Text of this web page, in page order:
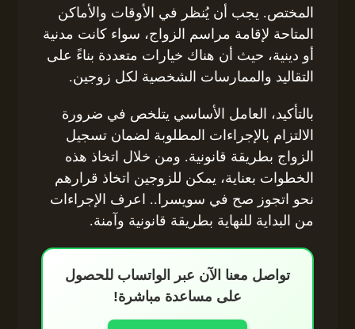
المختص. يجب أن يُنظر في الأوقات والأماكن
المتاحة لإقامة مراسم الزواج، سواء كانت مدنية
أو دينية، حيث أن هناك خيارات متعددة بناءً على
التقاليد والممارسات الشخصية لكل زوجين.
بالتأكيد، العامل الأساسي يتلخص في ضرورة
الالتزام بالإجراءات المطلوبة لضمان تسجيل
الزواج بطريقة قانونية. ومن خلال اتخاذ هذه
الخطوات بعناية، يمكن للزوجين اتخاذ قرارهم
نحو اتجوز صح في سويسرا.. اعرف الإجراءات
من البداية للنهاية بطريقة قانونية وآمنة.
تواصل معنا الآن عبر الواتساب للحصول
على مساعدة مباشرة!